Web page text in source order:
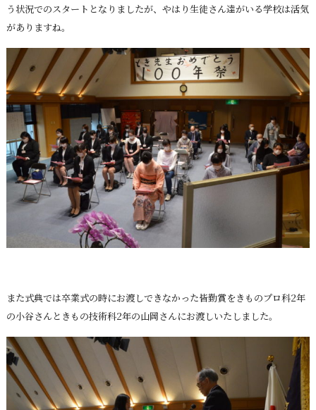
う状況でのスタートとなりましたが、やはり生徒さん達がいる学校は活気
がありますね。
また式典では卒業式の時にお渡しできなかった皆勤賞をきものプロ科2年
の小谷さんときもの技術科2年の山岡さんにお渡しいたしました。